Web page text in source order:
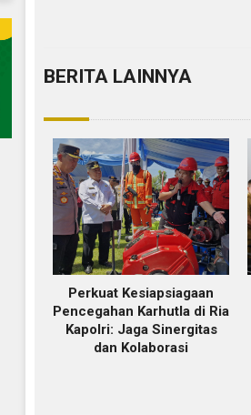
BERITA LAINNYA
Perkuat Kesiapsiagaan
Pencegahan Karhutla di Ria
Kapolri: Jaga Sinergitas
dan Kolaborasi